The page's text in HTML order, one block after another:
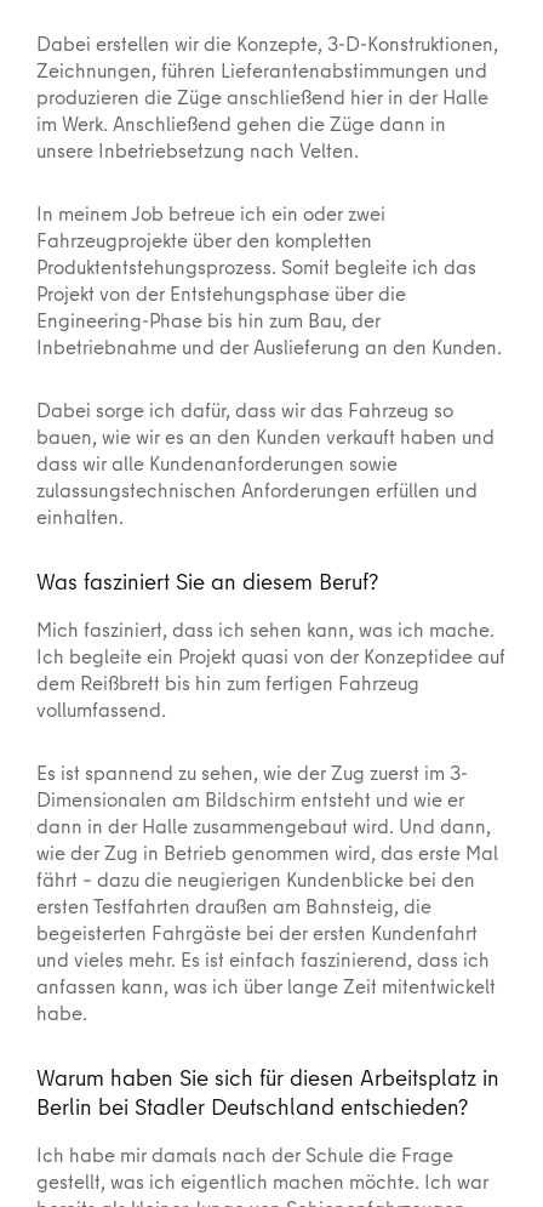
Dabei erstellen wir die Konzepte, 3-D-Konstruktionen,
Zeichnungen, führen Lieferantenabstimmungen und
produzieren die Züge anschließend hier in der Halle
im Werk. Anschließend gehen die Züge dann in
unsere Inbetriebsetzung nach Velten.
In meinem Job betreue ich ein oder zwei
Fahrzeugprojekte über den kompletten
Produktentstehungsprozess. Somit begleite ich das
Projekt von der Entstehungsphase über die
Engineering-Phase bis hin zum Bau, der
Inbetriebnahme und der Auslieferung an den Kunden.
Dabei sorge ich dafür, dass wir das Fahrzeug so
bauen, wie wir es an den Kunden verkauft haben und
dass wir alle Kundenanforderungen sowie
zulassungstechnischen Anforderungen erfüllen und
einhalten.
Was fasziniert Sie an diesem Beruf?
Mich fasziniert, dass ich sehen kann, was ich mache.
Ich begleite ein Projekt quasi von der Konzeptidee auf
dem Reißbrett bis hin zum fertigen Fahrzeug
vollumfassend.
Es ist spannend zu sehen, wie der Zug zuerst im 3-
Dimensionalen am Bildschirm entsteht und wie er
dann in der Halle zusammengebaut wird. Und dann,
wie der Zug in Betrieb genommen wird, das erste Mal
fährt – dazu die neugierigen Kundenblicke bei den
ersten Testfahrten draußen am Bahnsteig, die
begeisterten Fahrgäste bei der ersten Kundenfahrt
und vieles mehr. Es ist einfach faszinierend, dass ich
anfassen kann, was ich über lange Zeit mitentwickelt
habe.
Warum haben Sie sich für diesen Arbeitsplatz in
Berlin bei Stadler Deutschland entschieden?
Ich habe mir damals nach der Schule die Frage
gestellt, was ich eigentlich machen möchte. Ich war